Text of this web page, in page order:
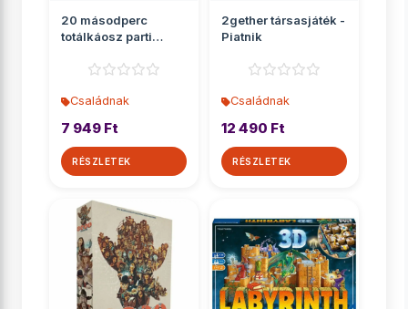
20 másodperc
totálkáosz parti
Családnak
7 949 Ft
RÉSZLETEK
2gether társasjáték -
Piatnik
Családnak
12 490 Ft
RÉSZLETEK